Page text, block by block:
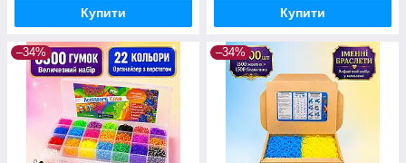
Купити Купити
–34% –34%